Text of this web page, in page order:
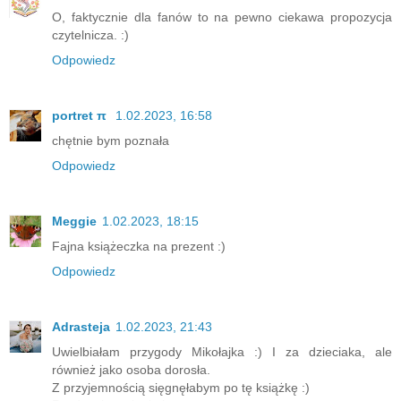
O, faktycznie dla fanów to na pewno ciekawa propozycja
czytelnicza. :)
Odpowiedz
portret π
1.02.2023, 16:58
chętnie bym poznała
Odpowiedz
Meggie 1.02.2023, 18:15
Fajna książeczka na prezent :)
Odpowiedz
Adrasteja 1.02.2023, 21:43
Uwielbiałam przygody Mikołajka :) I za dzieciaka, ale
również jako osoba dorosła.
Z przyjemnością sięgnęłabym po tę książkę :)